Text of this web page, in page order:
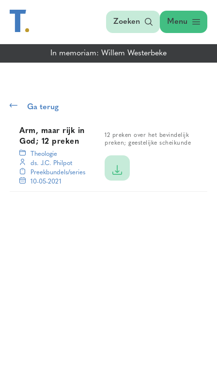
Zoeken Menu
In memoriam: Willem Westerbeke
Ga terug
Arm, maar rijk in
God; 12 preken
12 preken over het bevindelijk
preken; geestelijke scheikunde
Theologie
ds. J.C. Philpot
Preekbundels/series
10-05-2021